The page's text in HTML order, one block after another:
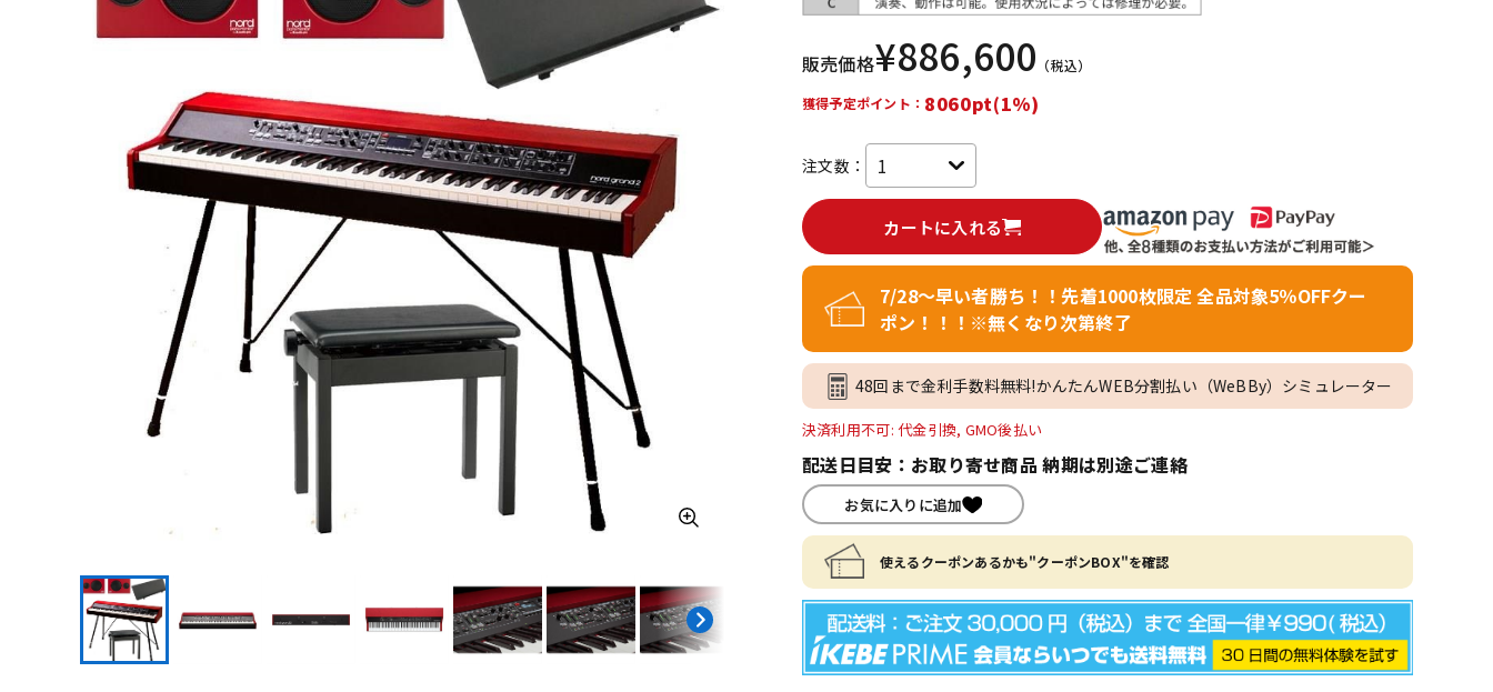
ヴィンテージ 販売価格¥886,600 （税込）
獲得予定ポイント： 8060pt(1%)
注文数：
カートに入れる
7/28～早い者勝ち！！先着1000枚限定 全品対象5％OFFクー
ポン！！！※無くなり次第終了
48回まで金利手数料無料!かんたんWEB分割払い（WeBBy）シミュレーター
決済利用不可: 代金引換, GMO後払い
配送日目安：お取り寄せ商品 納期は別途ご連絡
お気に入りに追加
使えるクーポンあるかも"クーポンBOX"を確認